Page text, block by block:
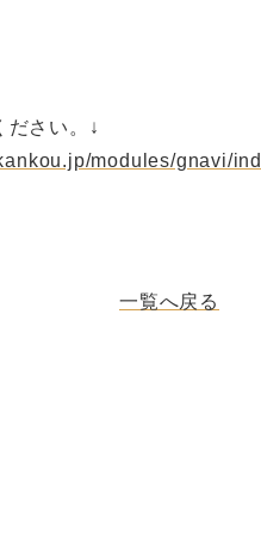
ださい。↓
modules/gnavi/
一覧へ戻る